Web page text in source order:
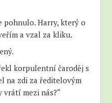
Harry, který o
a vzal za kliku.
korpulentní čaroděj s
na zdi za ředitelovým
vrátí mezi nás?“